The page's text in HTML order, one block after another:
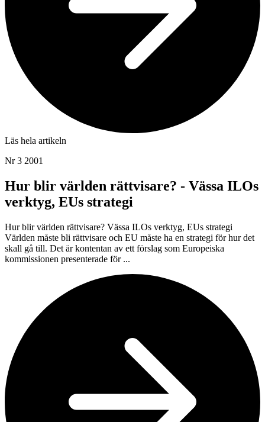
Läs hela artikeln
Nr 3 2001
Hur blir världen rättvisare? - Vässa ILOs
verktyg, EUs strategi
Hur blir världen rättvisare? Vässa ILOs verktyg, EUs strategi
Världen måste bli rättvisare och EU måste ha en strategi för hur det
skall gå till. Det är kontentan av ett förslag som Europeiska
kommissionen presenterade för ...